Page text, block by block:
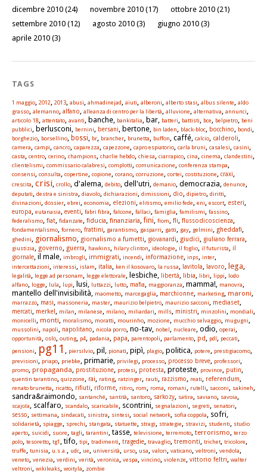
dicembre 2010 (24) novembre 2010 (17) ottobre 2010 (21)
settembre 2010 (12) agosto 2010 (3) giugno 2010 (3)
aprile 2010 (3)
TAGS
1 maggio, 2012, 2013, abusi, ahmadinejad, aiuti, alberoni, alberto stasi, albus silente, aldo
grasso, alemanno, alfano, alleanza di centro per la libertà, alluvione, alternativa, annunci,
articolo 18, attentato, avanti, banche, bankitalia, bar, batteri, battisti, bce, belpietro, beni
pubblici, berlusconi, bernini, bersani, bertone, bin laden, black-bloc, bocchino, bondi,
borghezio, borsellino, bossi, br, brancher, brunetta, buffon, caffé, calcio, calderoli,
camera, campi, cancro, caparezza, capezzone, capro espiatorio, carla bruni, casalesi, casini,
casta, centro, cerino, champions, charlie hebdo, chiesa, ciarrapico, cina, cinema, clandestini,
clientelismi, commissario calabresi, complotti, comunicazione, conferenza stampa,
consensi, consulta, copertine, copione, corano, corruzione, cortei, costituzione, craxi,
crescita, crisi, crollo, d'alema, debito, dell'utri, demanio, democrazia, denunce,
deputati, destra e sinistra, diavolo, dichiarazioni, dimissioni, dio, dipietro, diritti,
divinazioni, dossier, ebrei, economia, elezioni, elitismo, emilio fede, eni, escort, esteri,
europa, eutanasia, eventi, fabri fibra, falcone, fallaci, famiglia, familismi, fassino,
federalismo, fiat, fidanzate, fiducia, finanziaria,fini, fiom, fli, flussodicoscienza,
fondamentalismo, fornero, frattini, garantismo, gasparri, gatti, gay, gelmini, gheddafi,
ghedini, giornalismo, giornalismo a fumetti, giovanardi, giudici, giuliano ferrara,
giustizia, governo, guerra, hawkins, hilary clinton, ideologie, il foglio, il futurista, il
giornale, il male, imbrogli, immigrati, incendi, informazione, inps, inter,
intercettazioni, interessi, islam, italia, ken il kosovaro, la russa, lavitola, lavoro, lega,
legalità, legge ad personam, legge elettorale, lesbiche, libertà, libia, libri, lippi, lodo
alfano, logge, lula, lupi, lusi, luttazzi, lutto, mafia, maggioranza, mamma!, manovra,
mantello dell'invisibilità, maometto, marcegaglia, marchionne, marketing, maroni,
marrazzo, masi, massoneria, master, maurizio belpietro, maurizio sacconi, mediaset,
mercati, merkel, milan, milanese, milano, miliardari, mills, ministri, minzolini, mondiali,
monicelli, monti, moralismo, moratti, mourinho, mozione, mucchio selvaggio, mugugni,
mussolini, napoli, napolitano, nicola porro, no-tav, nobel, nucleare, odio, operai,
opportunità, oslo, outing, p4, padania, papa, parentopoli, parlamento, pd, pdl, peccati,
pensioni, pg11 , piersilvio, pil, pionati, pipì, plagio, politica, potere, prestigiacomo,
previsioni, priapo, priebke, primarie, privilegi, processo, processo breve, professori,
promo, propaganda, prostituzione, protesi, protesta, proteste, province, putin,
quentin tarantino, quizzone, rai, rating, ratzinger, rauti, razzismo, reati, referendum,
renato brunetta, ricatto, rifiuti, riforme, ritiro, rom, roma, romani, rutelli, sacconi, sakineh,
sandra&raimondo, santanché, santità, santoro, sarkozy, satira, saviano, savoia,
scajola, scalfaro, scandalo, scaricabile, scontrini, segnalazioni, segreti, senatori,
sesso, settimana, sindacati, sinistra, sintesi, social network, sofia coppola, sofri,
solidarietà, spiagge, sprechi, stangata, statuette, stragi, strategie, stravizi, studenti, studio
aperto, suicidi, suore, tagli, tarantini, tasse, televisione, terremoto, terrorismo, terzo
polo, tesoretto, tg1 , tifo, tipi, tradimenti, tragedie, travaglio, tremonti, trichet, tricolore,
truffe, tunisia, u.s.a. , udc, ue, università, urso, usa, valori, vaticano, veltroni, vendola,
veneto, venezia, verdini, verità, veronica, vespa, vincino, violenze, vittorio feltri, walter
veltroni, wikileaks, woityla, zombie